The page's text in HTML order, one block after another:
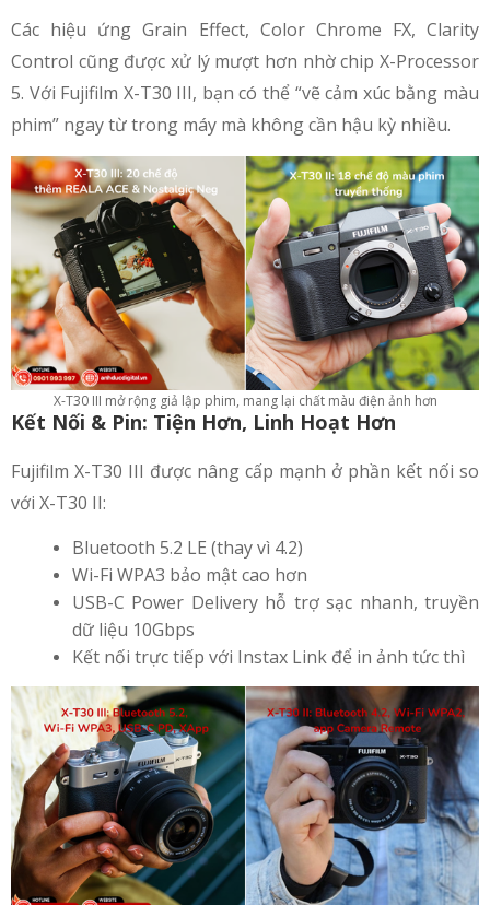
Các hiệu ứng Grain Effect, Color Chrome FX, Clarity
Control cũng được xử lý mượt hơn nhờ chip X-Processor
5. Với Fujifilm X-T30 III, bạn có thể “vẽ cảm xúc bằng màu
phim” ngay từ trong máy mà không cần hậu kỳ nhiều.
X-T30 III mở rộng giả lập phim, mang lại chất màu điện ảnh hơn
Kết Nối & Pin: Tiện Hơn, Linh Hoạt Hơn
Fujifilm X-T30 III được nâng cấp mạnh ở phần kết nối so
với X-T30 II:
Bluetooth 5.2 LE (thay vì 4.2)
Wi-Fi WPA3 bảo mật cao hơn
USB-C Power Delivery hỗ trợ sạc nhanh, truyền
dữ liệu 10Gbps
Kết nối trực tiếp với Instax Link để in ảnh tức thì